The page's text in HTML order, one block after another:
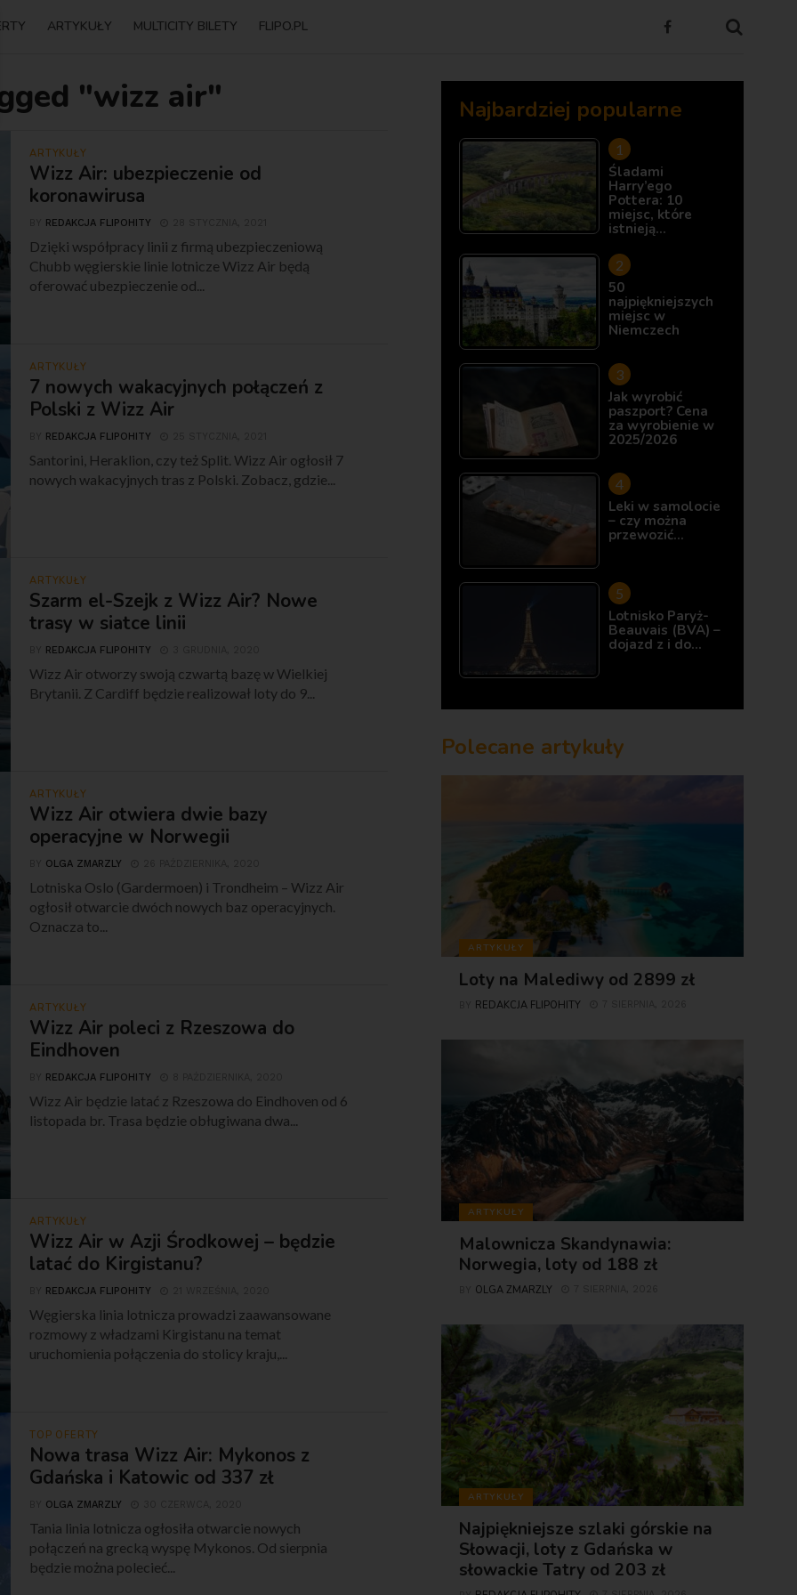
ARTYKUŁY MULTICITY BILETY FLIPO.PL
"wizz air"
ARTYKUŁY
Wizz Air: ubezpieczenie od
koronawirusa
REDAKCJA FLIPOHITY
Dzięki współpracy linii z firmą ubezpieczeniową
Chubb węgierskie linie lotnicze Wizz Air będą
oferować ubezpieczenie od...
ARTYKUŁY
7 nowych wakacyjnych połączeń z
Polski z Wizz Air
REDAKCJA FLIPOHITY
Santorini, Heraklion, czy też Split. Wizz Air ogłosił 7
nowych wakacyjnych tras z Polski. Zobacz, gdzie...
ARTYKUŁY
Szarm el-Szejk z Wizz Air? Nowe
trasy w siatce linii
REDAKCJA FLIPOHITY
Wizz Air otworzy swoją czwartą bazę w Wielkiej
Brytanii. Z Cardiff będzie realizował loty do 9...
ARTYKUŁY
Wizz Air otwiera dwie bazy
operacyjne w Norwegii
OLGA ZMARZLY
Lotniska Oslo (Gardermoen) i Trondheim – Wizz Air
ogłosił otwarcie dwóch nowych baz operacyjnych.
Oznacza to...
ARTYKUŁY
Wizz Air poleci z Rzeszowa do
Eindhoven
REDAKCJA FLIPOHITY
Wizz Air będzie latać z Rzeszowa do Eindhoven od 6
listopada br. Trasa będzie obługiwana dwa...
ARTYKUŁY
Wizz Air w Azji Środkowej – będzie
latać do Kirgistanu?
REDAKCJA FLIPOHITY
Węgierska linia lotnicza prowadzi zaawansowane
rozmowy z władzami Kirgistanu na temat
uruchomienia połączenia do stolicy kraju,...
TOP OFERTY
Nowa trasa Wizz Air: Mykonos z
Gdańska i Katowic od 337 zł
OLGA ZMARZLY
Tania linia lotnicza ogłosiła otwarcie nowych
połączeń na grecką wyspę Mykonos. Od sierpnia
będzie można polecieć...
Najbardziej popularne
Śladami
Harry’ego
Pottera: 10
miejsc, które
istnieją…
50
najpiękniejszych
miejsc w
Niemczech
Jak wyrobić
paszport? Cena
za wyrobienie w
2025/2026
Leki w samolocie
– czy można
przewozić…
Lotnisko Paryż-
Beauvais (BVA) –
dojazd z i do…
Polecane artykuły
ARTYKUŁY
Loty na Malediwy od 2899 zł
REDAKCJA FLIPOHITY
ARTYKUŁY
Malownicza Skandynawia:
Norwegia, loty od 188 zł
OLGA ZMARZLY
ARTYKUŁY
Najpiękniejsze szlaki górskie na
Słowacji, loty z Gdańska w
słowackie Tatry od 203 zł